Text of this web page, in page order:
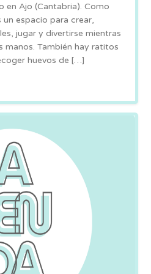
en Ajo (Cantabria). Como
espacio para crear,
jugar y divertirse mientras
manos. También hay ratitos
huevos de […]